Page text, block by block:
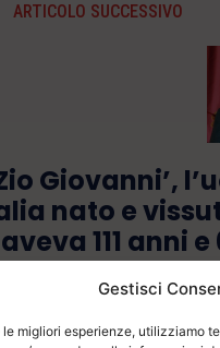
Gestisci
le migliori esperienze, utilizziamo
ARTICOLO SUCCESSIVO
Giovanni’,
nato e
111 anni